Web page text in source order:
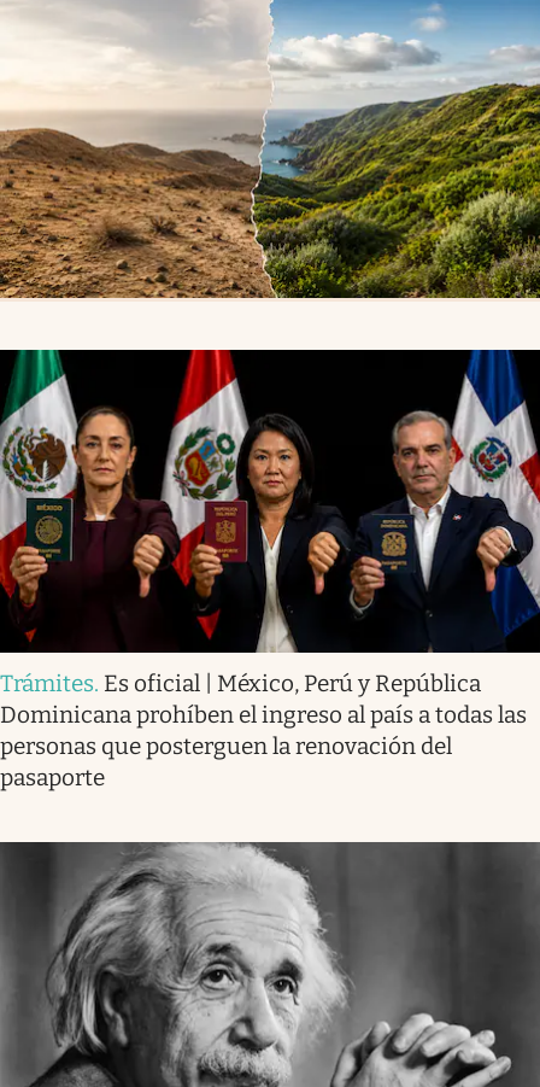
Trámites. Es oficial | México, Perú y República
Dominicana prohíben el ingreso al país a todas las
personas que posterguen la renovación del
pasaporte